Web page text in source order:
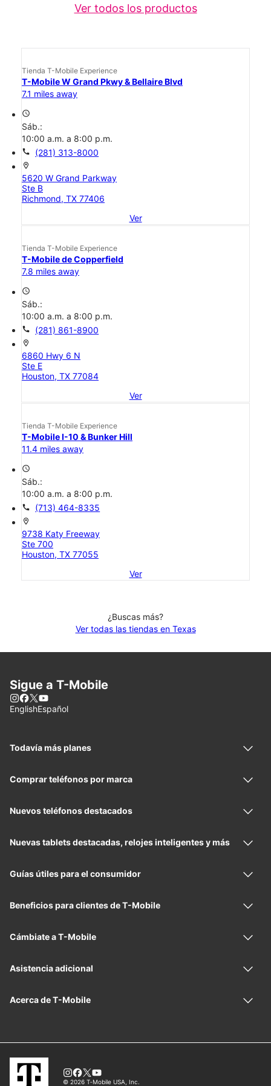
Ver todos los productos
Tienda T-Mobile Experience
T-Mobile W Grand Pkwy & Bellaire Blvd
7.1 miles away
access_time
Sáb.:
10:00 a.m. a 8:00 p.m.
call (281) 313-8000
location_on
5620 W Grand Parkway
Ste B
Richmond, TX 77406
Ver
Tienda T-Mobile Experience
T-Mobile de Copperfield
7.8 miles away
access_time
Sáb.:
10:00 a.m. a 8:00 p.m.
call (281) 861-8900
location_on
6860 Hwy 6 N
Ste E
Houston, TX 77084
Ver
Tienda T-Mobile Experience
T-Mobile I-10 & Bunker Hill
11.4 miles away
access_time
Sáb.:
10:00 a.m. a 8:00 p.m.
call (713) 464-8335
location_on
9738 Katy Freeway
Ste 700
Houston, TX 77055
Ver
¿Buscas más?
Ver todas las tiendas en Texas